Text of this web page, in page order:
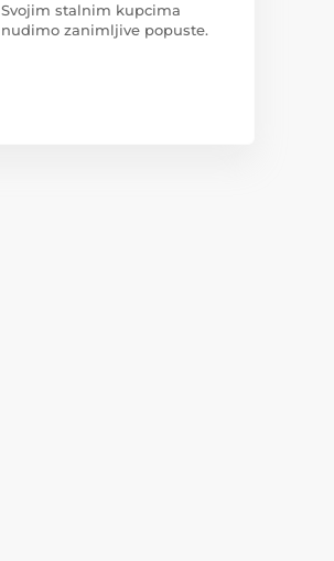
Svojim stalnim kupcima
nudimo zanimljive popuste.